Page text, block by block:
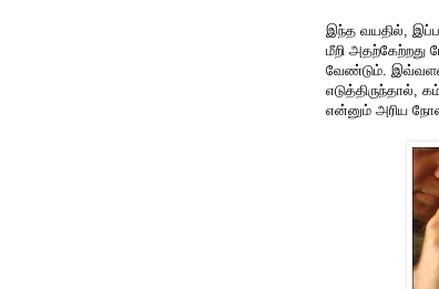
இந்த வயதில்,
மீறி அதற்கேற்றது
வேண்டும்.
எடுத்திருந்தால்,
என்னும் அரிய